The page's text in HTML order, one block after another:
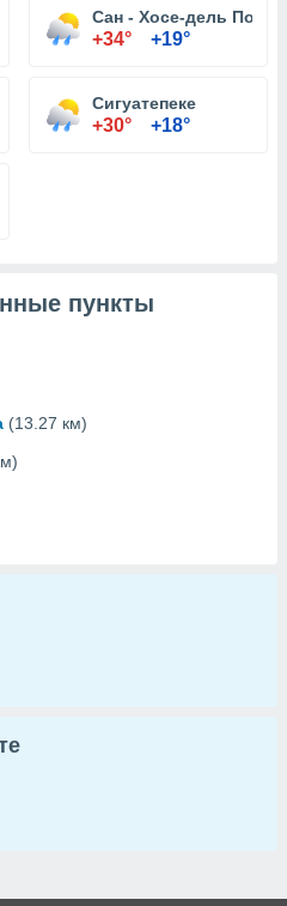
Сан - Хосе-дель
+34° +19°
Сигуатепеке
+30° +18°
пункты
(13.27 км)